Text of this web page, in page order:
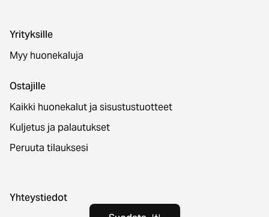
Yrityksille
Myy huonekaluja
Ostajille
Kaikki huonekalut ja sisustustuotteet
Kuljetus ja palautukset
Peruuta tilauksesi
Yhteystiedot